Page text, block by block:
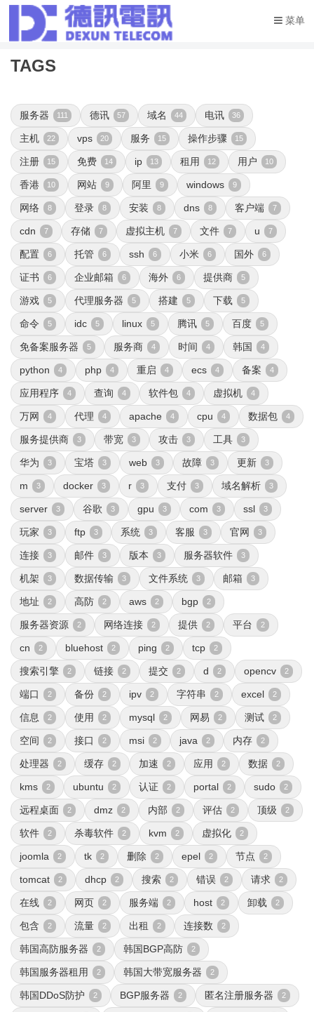
菜单
TAGS
服务器 111 德讯 57 域名 44 电讯 36
主机 22 vps 20 服务 15 操作步骤 15
注册 15 免费 14 ip 13 租用 12 用户 10
香港 10 网站 9 阿里 9 windows 9
网络 8 登录 8 安装 8 dns 8 客户端 7
cdn 7 存储 7 虚拟主机 7 文件 7 u 7
配置 6 托管 6 ssh 6 小米 6 国外 6
证书 6 企业邮箱 6 海外 6 提供商 5
游戏 5 代理服务器 5 搭建 5 下载 5
命令 5 idc 5 linux 5 腾讯 5 百度 5
免备案服务器 5 服务商 4 时间 4 韩国 4
python 4 php 4 重启 4 ecs 4 备案 4
应用程序 4 查询 4 软件包 4 虚拟机 4
万网 4 代理 4 apache 4 cpu 4 数据包 4
服务提供商 3 带宽 3 攻击 3 工具 3
华为 3 宝塔 3 web 3 故障 3 更新 3
m 3 docker 3 r 3 支付 3 域名解析 3
server 3 谷歌 3 gpu 3 com 3 ssl 3
玩家 3 ftp 3 系统 3 客服 3 官网 3
连接 3 邮件 3 版本 3 服务器软件 3
机架 3 数据传输 3 文件系统 3 邮箱 3
地址 2 高防 2 aws 2 bgp 2
服务器资源 2 网络连接 2 提供 2 平台 2
cn 2 bluehost 2 ping 2 tcp 2
搜索引擎 2 链接 2 提交 2 d 2 opencv 2
端口 2 备份 2 ipv 2 字符串 2 excel 2
信息 2 使用 2 mysql 2 网易 2 测试 2
空间 2 接口 2 msi 2 java 2 内存 2
处理器 2 缓存 2 加速 2 应用 2 数据 2
kms 2 ubuntu 2 认证 2 portal 2 sudo 2
远程桌面 2 dmz 2 内部 2 评估 2 顶级 2
软件 2 杀毒软件 2 kvm 2 虚拟化 2
joomla 2 tk 2 删除 2 epel 2 节点 2
tomcat 2 dhcp 2 搜索 2 错误 2 请求 2
在线 2 网页 2 服务端 2 host 2 卸载 2
包含 2 流量 2 出租 2 连接数 2
韩国高防服务器 2 韩国BGP高防 2
韩国服务器租用 2 韩国大带宽服务器 2
韩国DDoS防护 2 BGP服务器 2 匿名注册服务器 2